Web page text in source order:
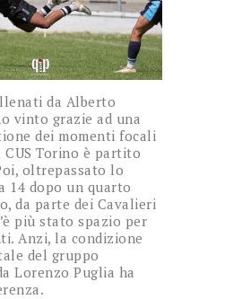
da Alberto
vinto grazie ad una
dei momenti focali
Torino è partito
oltrepassato lo
14 dopo un quarto
da parte dei Cavalieri
più stato spazio per
Anzi, la condizione
del gruppo
Lorenzo Puglia ha